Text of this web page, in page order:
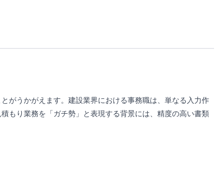
がうかがえます。建設業界における事務職は、単なる入力作
もり業務を「ガチ勢」と表現する背景には、精度の高い書類